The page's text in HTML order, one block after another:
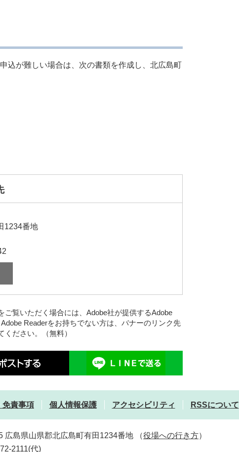
込が難しい場合は、次の書類を作成し、北広島町
1234番地
ご覧いただく場合には、Adobe社が提供するAdobe
Adobe Readerをお持ちでない方は、バナーのリンク先
ださい。（無料）
免責事項 個人情報保護 アクセシビリティ RSSについて
広島県山県郡北広島町有田1234番地 （役場への行き方）
2111(代)